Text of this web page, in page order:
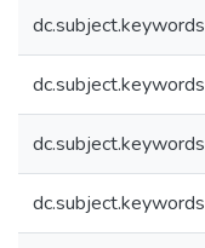
dc.subject.keywords
dc.subject.keywords
dc.subject.keywords
dc.subject.keywords